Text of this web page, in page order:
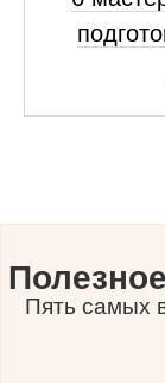
Пять самых